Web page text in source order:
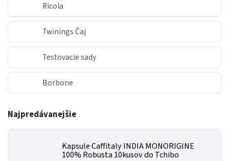
Ricola
Twinings Čaj
Testovacie sady
Borbone
Najpredávanejšie
Kapsule Caffitaly INDIA MONORIGINE
100% Robusta 10kusov do Tchibo